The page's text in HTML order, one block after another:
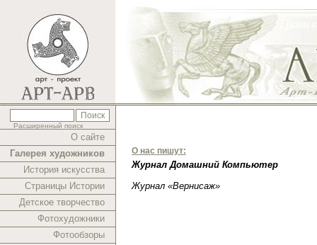
Расширенный поиск
О сайте
Галерея художников
История искусства
Страницы Истории
Детское творчество
Фотохудожники
Фотообзоры
О нас пишут:
Журнал Домашний Компьютер
Журнал «Вернисаж»